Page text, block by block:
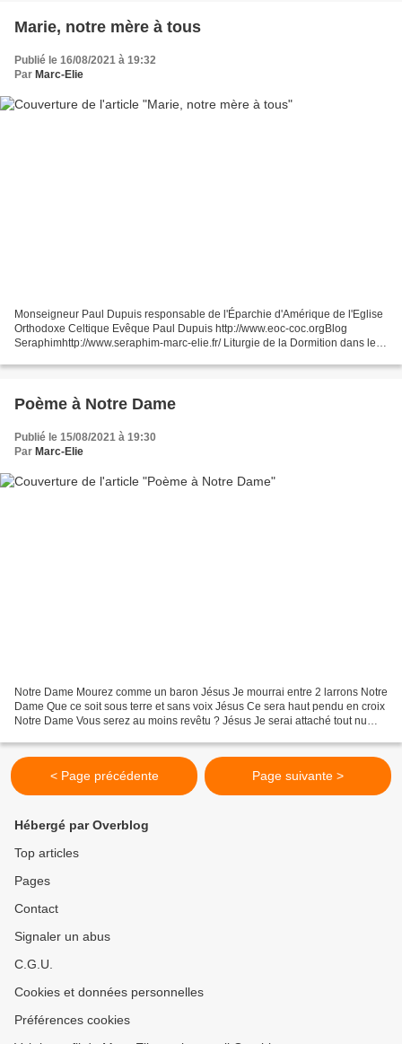
Marie, notre mère à tous
Publié le 16/08/2021 à 19:32
Par Marc-Elie
Monseigneur Paul Dupuis responsable de l'Éparchie d'Amérique de l'Eglise
Orthodoxe Celtique Evêque Paul Dupuis http://www.eoc-coc.orgBlog
Seraphimhttp://www.seraphim-marc-elie.fr/ Liturgie de la Dormition dans le
Poème à Notre Dame
Publié le 15/08/2021 à 19:30
Par Marc-Elie
Notre Dame Mourez comme un baron Jésus Je mourrai entre 2 larrons Notre
Dame Que ce soit sous terre et sans voix Jésus Ce sera haut pendu en croix
Notre Dame Vous serez au moins revêtu ? Jésus Je serai attaché tout nu
< Page précédente Page suivante >
Hébergé par Overblog
Top articles
Pages
Contact
Signaler un abus
C.G.U.
Cookies et données personnelles
Préférences cookies